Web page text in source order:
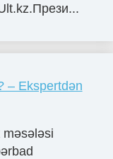
– Ekspertdən